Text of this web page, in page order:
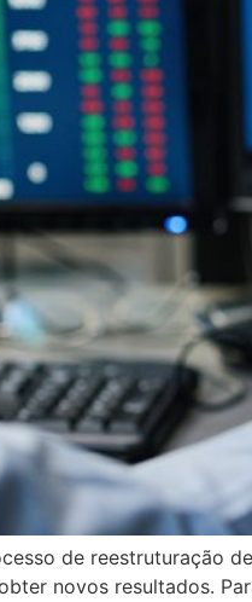
de reestruturação
novos resultados.